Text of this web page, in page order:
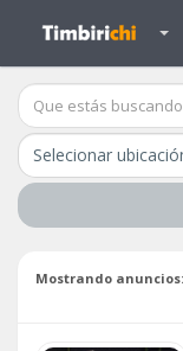
Mostrando anuncios: